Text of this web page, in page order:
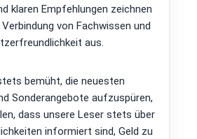
klaren Empfehlungen zeichnen
von Fachwissen und
aus.
bemüht, die neuesten
Sonderangebote aufzuspüren,
dass unsere Leser stets über
informiert sind, Geld zu